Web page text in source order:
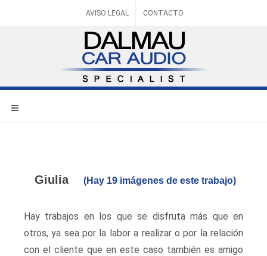
AVISO LEGAL CONTACTO
Giulia (Hay 19 imágenes de este trabajo)
Hay trabajos en los que se disfruta más que en
otros, ya sea por la labor a realizar o por la relación
con el cliente que en este caso también es amigo